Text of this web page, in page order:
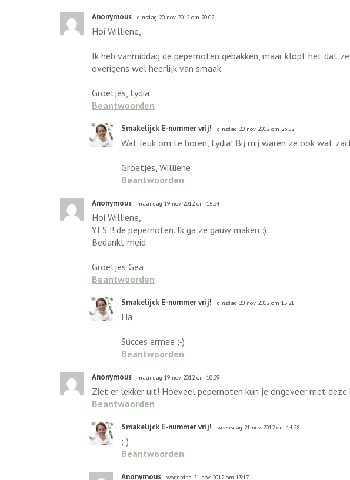
Anonymous dinsdag 20 nov 2012 om 20:02
Hoi Williene,
Ik heb vanmiddag de pepernoten gebakken, maar klopt het dat
overigens wel heerlijk van smaak.
Groetjes, Lydia
Beantwoorden
Smakelijck E-nummer vrij! dinsdag 20 nov 2012 om 23:52
Wat leuk om te horen, Lydia! Bij mij waren ze ook wat
Groetjes, Williene
Beantwoorden
Anonymous maandag 19 nov 2012 om 15:24
Hoi Williene,
YES !! de pepernoten. Ik ga ze gauw maken :)
Bedankt meid
Groetjes Gea
Beantwoorden
Smakelijck E-nummer vrij! dinsdag 20 nov 2012 om 15:21
Ha,
Succes ermee ;-)
Beantwoorden
Anonymous maandag 19 nov 2012 om 10:29
Ziet er lekker uit! Hoeveel pepernoten kun je ongeveer met deze
Beantwoorden
Smakelijck E-nummer vrij! woensdag 21 nov 2012 om 14:28
;-)
Beantwoorden
Anonymous woensdag 21 nov 2012 om 13:17